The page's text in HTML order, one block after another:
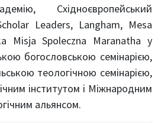
Східноєвропейський
Leaders, Langham, Mesa
Misja Spoleczna Maranatha у
богословською семінарією,
теологічною семінарією,
інститутом і Міжнародним
альянсом.